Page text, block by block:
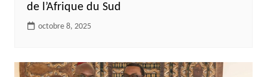
de l’Afrique du Sud
octobre 8, 2025